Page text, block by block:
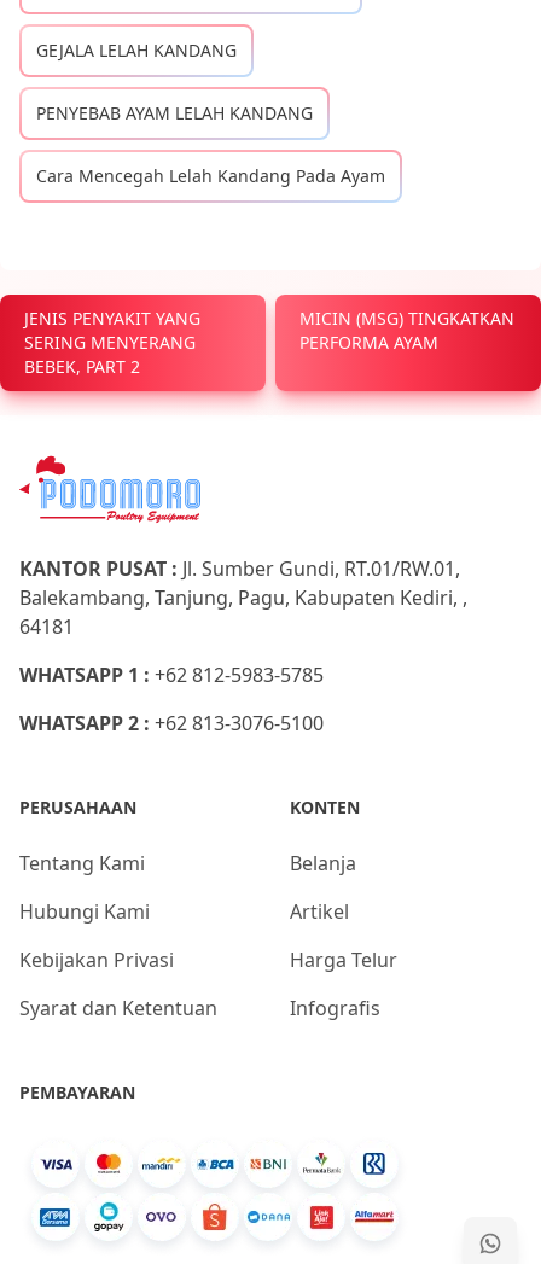
GEJALA LELAH KANDANG
PENYEBAB AYAM LELAH KANDANG
Cara Mencegah Lelah Kandang Pada Ayam
JENIS PENYAKIT YANG
SERING MENYERANG
BEBEK, PART 2
MICIN (MSG) TINGKATKAN
PERFORMA AYAM
KANTOR PUSAT : Jl. Sumber Gundi, RT.01/RW.01,
Balekambang, Tanjung, Pagu, Kabupaten Kediri, ,
64181
WHATSAPP 1 : +62 812-5983-5785
WHATSAPP 2 : +62 813-3076-5100
PERUSAHAAN
Tentang Kami
Hubungi Kami
Kebijakan Privasi
Syarat dan Ketentuan
KONTEN
Belanja
Artikel
Harga Telur
Infografis
PEMBAYARAN